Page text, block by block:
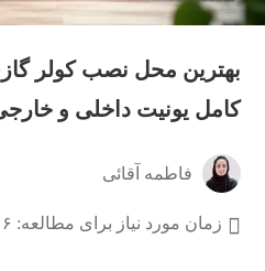
بهترین محل نصب کولر
کامل یونیت داخلی و
فاطمه آقائی
زمان مورد نیاز برای مطالعه: ۶ دقیقه